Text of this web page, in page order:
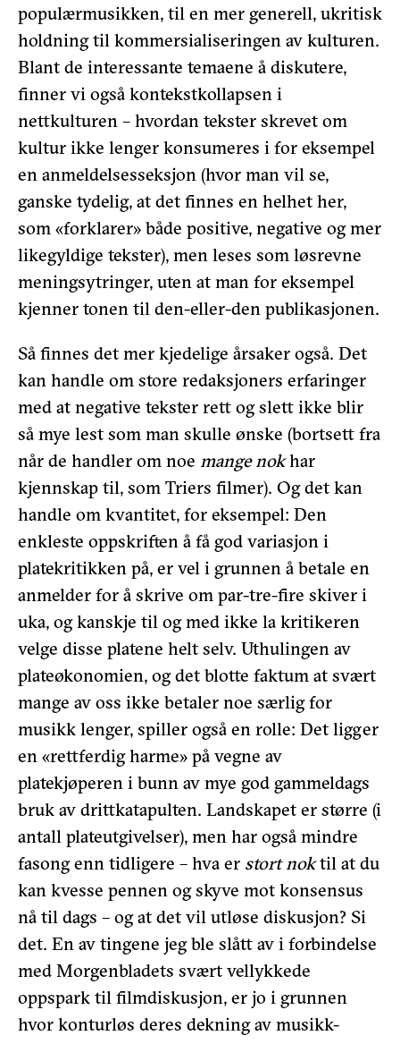
populærmusikken, til en mer generell, ukritisk
holdning til kommersialiseringen av kulturen.
Blant de interessante temaene å diskutere,
finner vi også kontekstkollapsen i
nettkulturen – hvordan tekster skrevet om
kultur ikke lenger konsumeres i for eksempel
en anmeldelsesseksjon (hvor man vil se,
ganske tydelig, at det finnes en helhet her,
som «forklarer» både positive, negative og mer
likegyldige tekster), men leses som løsrevne
meningsytringer, uten at man for eksempel
kjenner tonen til den-eller-den publikasjonen.
Så finnes det mer kjedelige årsaker også. Det
kan handle om store redaksjoners erfaringer
med at negative tekster rett og slett ikke blir
så mye lest som man skulle ønske (bortsett fra
når de handler om noe mange nokhar
kjennskap til, som Triers filmer). Og det kan
handle om kvantitet, for eksempel: Den
enkleste oppskriften å få god variasjon i
platekritikken på, er vel i grunnen å betale en
anmelder for å skrive om par-tre-fire skiver i
uka, og kanskje til og med ikke la kritikeren
velge disse platene helt selv. Uthulingen av
plateøkonomien, og det blotte faktum at svært
mange av oss ikke betaler noe særlig for
musikk lenger, spiller også en rolle: Det ligger
en «rettferdig harme» på vegne av
platekjøperen i bunn av mye god gammeldags
bruk av drittkatapulten. Landskapet er større (i
antall plateutgivelser), men har også mindre
fasong enn tidligere – hva er stort noktil at du
kan kvesse pennen og skyve mot konsensus
nå til dags – og at det vil utløse diskusjon? Si
det. En av tingene jeg ble slått av i forbindelse
med Morgenbladets svært vellykkede
oppspark til filmdiskusjon, er jo i grunnen
hvor konturløs deres dekning av musikk-